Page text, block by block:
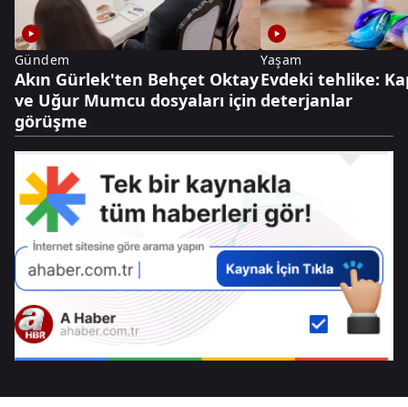
Gündem
Akın Gürlek'ten Behçet Oktay
ve Uğur Mumcu dosyaları için
görüşme
Yaşam
Evdeki tehlike:
deterjanlar